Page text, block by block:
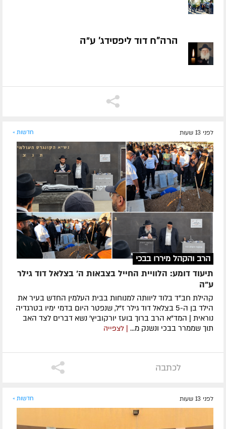
הרה"ח דוד ליפסידג' ע״ה
לפני 13 שעות חדשות »
הרב והקהל מיררו בבכי
תיעוד דומע: הלוויית החייל בצבאות ה' בצלאל דוד גילר
ע"ה
קהילת חב"ד בלוד ליוותה למנוחות בבית העלמין החדש בעיר את
הילד בן ה-5 בצלאל דוד גילר ז"ל, שנפטר היום בדמי ימיו בטרגדיה
נוראית | המד"א הרב ברוך בועז יורקוביץ' נשא דברים לצד האב
תוך שממרר בבכי ונשנק מ...
| לצפייה
לכתבה
לפני 13 שעות חדשות »